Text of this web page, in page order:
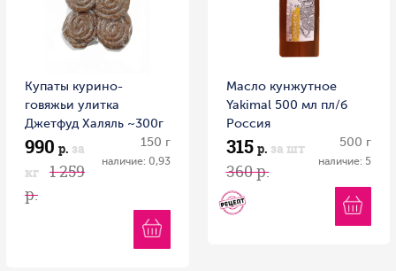
Купаты курино-
говяжьи улитка
Джетфуд Халяль ~300г
Россия
990 р. за
кг
1 259
р.
150 г
наличие: 0,93
Масло кунжутное
Yakimal 500 мл пл/б
Россия
315 р. за шт
360 р.
500 г
наличие: 5